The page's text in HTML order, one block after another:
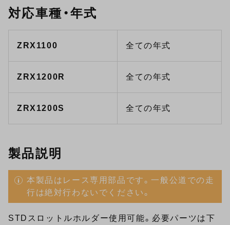
対応車種・年式
ZRX1100 全ての年式
ZRX1200R 全ての年式
ZRX1200S 全ての年式
製品説明
本製品はレース専用部品です。一般公道での走
行は絶対行わないでください。
STDスロットルホルダー使用可能。必要パーツは下